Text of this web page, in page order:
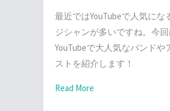
最近ではYouTubeで人気にな
ジシャンが多いですね。今
YouTubeで大人気なバンドや
ストを紹介します！
Read More